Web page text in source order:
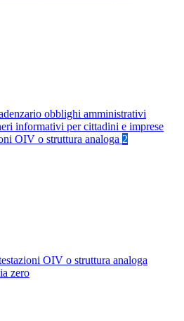
obblighi amministrativi
informativi per cittadini e imprese
OIV o struttura analoga 2
OIV o struttura analoga
zero